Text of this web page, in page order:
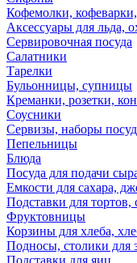
Кофемолки,
Аксессуары для льда,
Сервировочная посуда
Салатники
Тарелки
Бульонницы, супницы
Креманки, розетки,
Соусники
Сервизы, наборы
Пепельницы
Блюда
Посуда для подачи
Емкости для сахара,
Подставки для тортов,
Фруктовницы
Корзины для хлеба,
Подносы, столики для
Подставки для яиц